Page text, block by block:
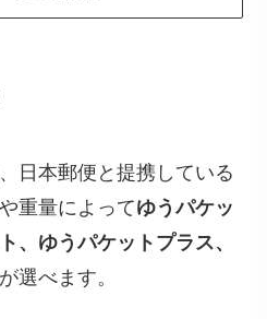
日本郵便と提携している
重量によってゆうパケッ
、ゆうパケットプラス、
選べます。